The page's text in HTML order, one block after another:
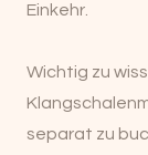
Einkehr.
Wichtig zu
separat zu